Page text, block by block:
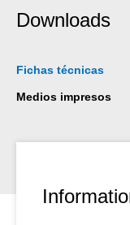
después de la
Downloads
Fichas técnicas
Medios impresos